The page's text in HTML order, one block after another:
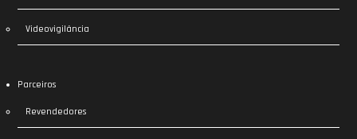
Videovigilância
Parceiros
Revendedores